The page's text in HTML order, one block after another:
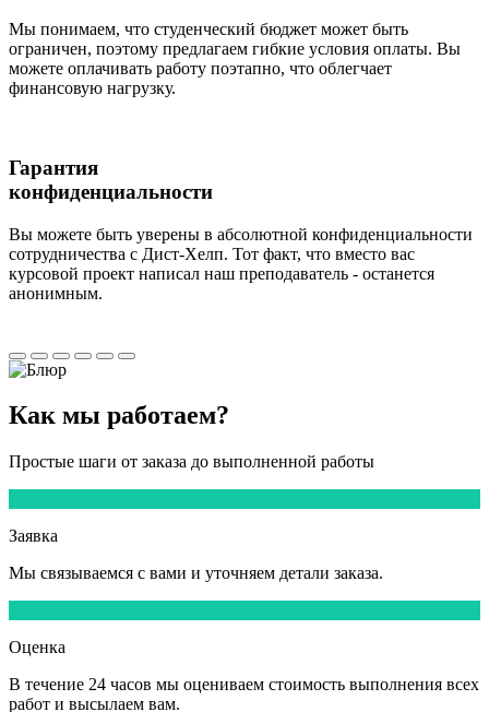
Мы понимаем, что студенческий бюджет может быть
ограничен, поэтому предлагаем гибкие условия оплаты. Вы
можете оплачивать работу поэтапно, что облегчает
финансовую нагрузку.
Гарантия
конфиденциальности
Вы можете быть уверены в абсолютной конфиденциальности
сотрудничества с Дист-Хелп. Тот факт, что вместо вас
курсовой проект написал наш преподаватель - останется
анонимным.
Как мы работаем?
Простые шаги от заказа до выполненной работы
Заявка
Мы связываемся с вами и уточняем детали заказа.
Оценка
В течение 24 часов мы оцениваем стоимость выполнения всех
работ и высылаем вам.